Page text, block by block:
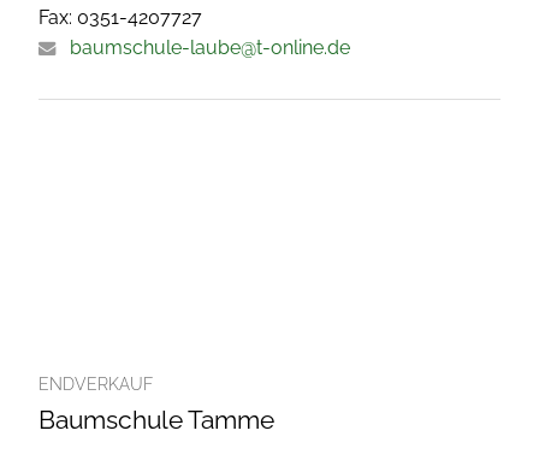
Fax: 0351-4207727
baumschule-laube@t-online.de
ENDVERKAUF
Baumschule Tamme